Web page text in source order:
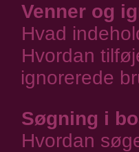
Venner og
Hvad
Hvordan
ignorerede
Søgning i
Hvordan